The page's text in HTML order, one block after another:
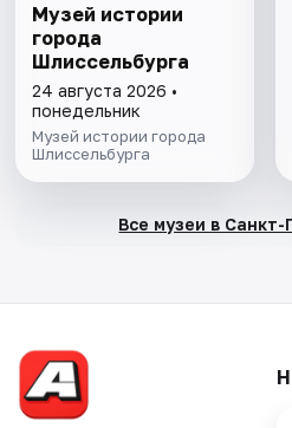
Музей истории
города
Шлиссельбурга
24 августа 2026 •
понедельник
Музей истории города
Шлиссельбурга
Все музеи в Санкт-